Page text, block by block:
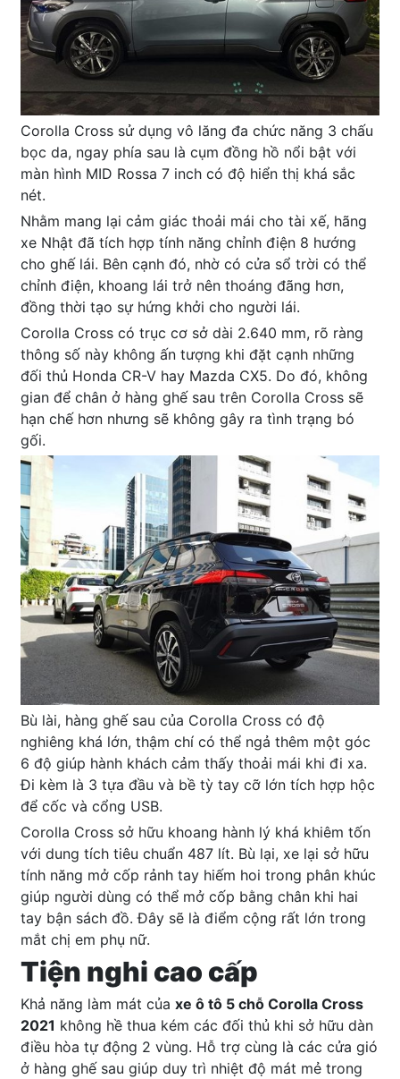
Corolla Cross sử dụng vô lăng đa chức năng 3 chấu
bọc da, ngay phía sau là cụm đồng hồ nổi bật với
màn hình MID Rossa 7 inch có độ hiển thị khá sắc
nét.
Nhằm mang lại cảm giác thoải mái cho tài xế, hãng
xe Nhật đã tích hợp tính năng chỉnh điện 8 hướng
cho ghế lái. Bên cạnh đó, nhờ có cửa sổ trời có thể
chỉnh điện, khoang lái trở nên thoáng đãng hơn,
đồng thời tạo sự hứng khởi cho người lái.
Corolla Cross có trục cơ sở dài 2.640 mm, rõ ràng
thông số này không ấn tượng khi đặt cạnh những
đối thủ Honda CR-V hay Mazda CX5. Do đó, không
gian để chân ở hàng ghế sau trên Corolla Cross sẽ
hạn chế hơn nhưng sẽ không gây ra tình trạng bó
gối.
Bù lài, hàng ghế sau của Corolla Cross có độ
nghiêng khá lớn, thậm chí có thể ngả thêm một góc
6 độ giúp hành khách cảm thấy thoải mái khi đi xa.
Đi kèm là 3 tựa đầu và bề tỳ tay cỡ lớn tích hợp hộc
để cốc và cổng USB.
Corolla Cross sở hữu khoang hành lý khá khiêm tốn
với dung tích tiêu chuẩn 487 lít. Bù lại, xe lại sở hữu
tính năng mở cốp rảnh tay hiếm hoi trong phân khúc
giúp người dùng có thể mở cốp bằng chân khi hai
tay bận sách đồ. Đây sẽ là điểm cộng rất lớn trong
mắt chị em phụ nữ.
Tiện nghi cao cấp
Khả năng làm mát của xe ô tô 5 chỗ Corolla Cross
2021 không hề thua kém các đối thủ khi sở hữu dàn
điều hòa tự động 2 vùng. Hỗ trợ cùng là các cửa gió
ở hàng ghế sau giúp duy trì nhiệt độ mát mẻ trong